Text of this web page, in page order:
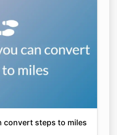
convert steps to miles